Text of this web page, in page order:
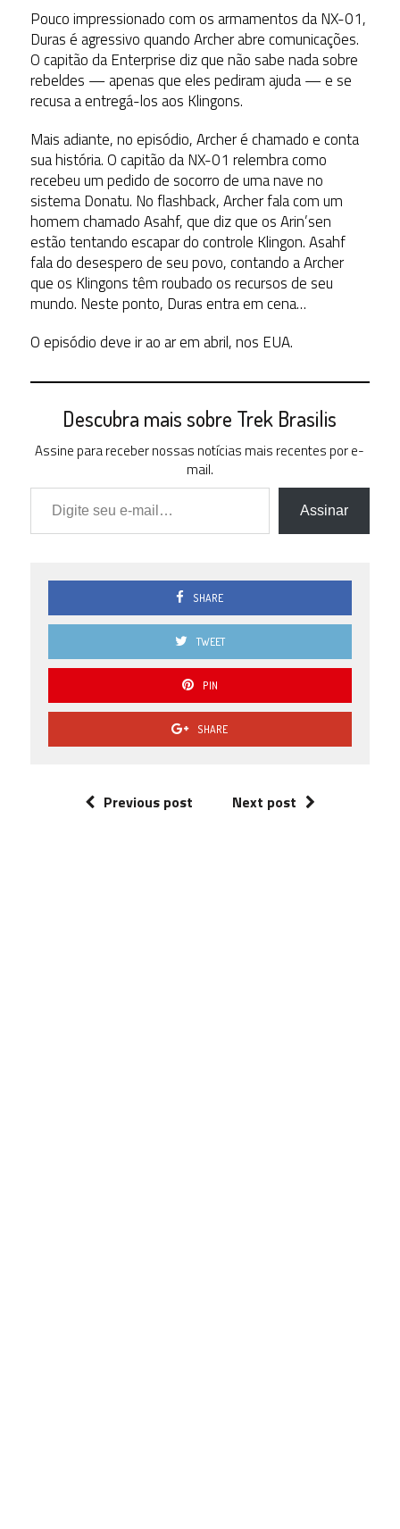
Pouco impressionado com os armamentos da NX-01,
Duras é agressivo quando Archer abre comunicações.
O capitão da Enterprise diz que não sabe nada sobre
rebeldes — apenas que eles pediram ajuda — e se
recusa a entregá-los aos Klingons.
Mais adiante, no episódio, Archer é chamado e conta
sua história. O capitão da NX-01 relembra como
recebeu um pedido de socorro de uma nave no
sistema Donatu. No flashback, Archer fala com um
homem chamado Asahf, que diz que os Arin’sen
estão tentando escapar do controle Klingon. Asahf
fala do desespero de seu povo, contando a Archer
que os Klingons têm roubado os recursos de seu
mundo. Neste ponto, Duras entra em cena…
O episódio deve ir ao ar em abril, nos EUA.
Descubra mais sobre Trek Brasilis
Assine para receber nossas notícias mais recentes por e-
mail.
Digite seu e-mail…
Assinar
SHARE
TWEET
PIN
SHARE
Previous post Next post